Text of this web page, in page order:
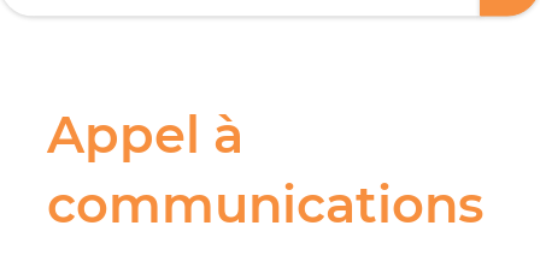
Appel à
communications